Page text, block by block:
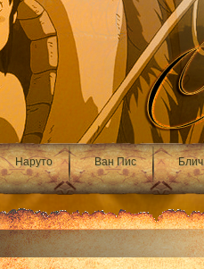
Наруто Ван Пис Блич